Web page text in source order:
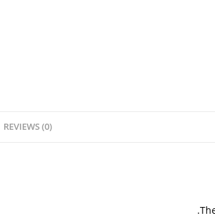
REVIEWS (0)